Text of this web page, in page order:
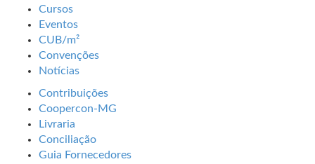
Cursos
Eventos
CUB/m²
Convenções
Notícias
Contribuições
Coopercon-MG
Livraria
Conciliação
Guia Fornecedores